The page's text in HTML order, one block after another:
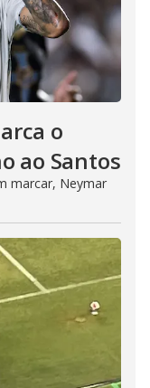
o
ao Santos
marcar, Neymar